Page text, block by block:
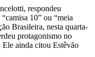
respondeu
10” ou “meia
Brasileira, nesta quarta-
protagonismo no
ainda citou Estêvão